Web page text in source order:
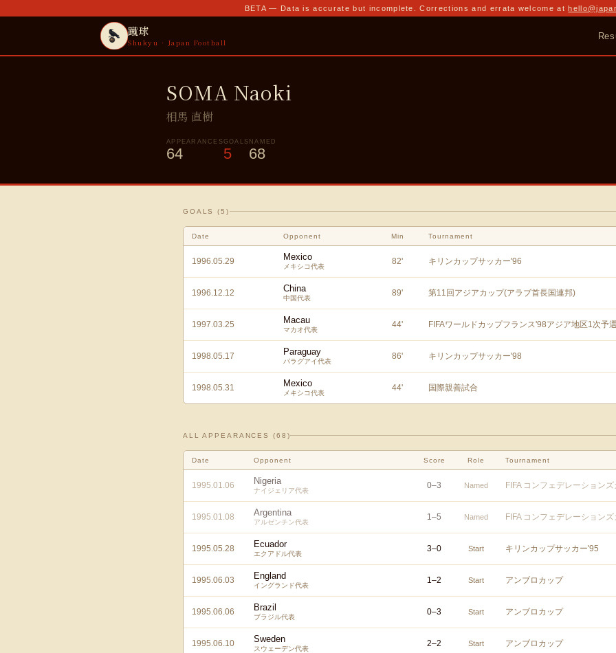
BETA — Data is accurate but incomplete. Corrections and errata welcome at
蹴球
Shukyu · Japan Football
SOMA Naoki
相馬 直樹
APPEARANCES
64
GOALS
5
NAMED
68
GOALS (5 )
Date Opponent Min Tournament
1996.05.29 Mexico
メキシコ代表
82' キリンカップサッカー'96
1996.12.12 China
中国代表
89' 第11回アジアカップ(アラブ首長国連邦)
1997.03.25 Macau
マカオ代表
44' FIFAワールドカップフランス'98アジア地区1次予選
1998.05.17 Paraguay
パラグアイ代表
86' キリンカップサッカー'98
1998.05.31 Mexico
メキシコ代表
44' 国際親善試合
ALL APPEARANCES (68 )
Date Opponent Score Role Tournament
1995.01.06 Nigeria
ナイジェリア代表
0–3 Named FIFA コンフェデレーション
1995.01.08 Argentina
アルゼンチン代表
1–5 Named FIFA コンフェデレーション
1995.05.28 Ecuador
エクアドル代表
3–0 Start キリンカップサッカー'95
1995.06.03 England
イングランド代表
1–2 Start アンブロカップ
1995.06.06 Brazil
ブラジル代表
0–3 Start アンブロカップ
1995.06.10 Sweden
スウェーデン代表
2–2 Start アンブロカップ